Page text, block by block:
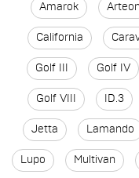
Amarok Arteon
California
Golf III Golf IV
Golf VIII ID.3
Jetta Lamando
Lupo Multivan